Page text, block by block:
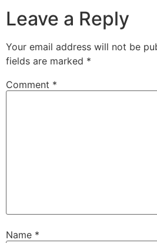
Leave a Reply
Your email address will not be
fields are marked *
Comment *
Name *